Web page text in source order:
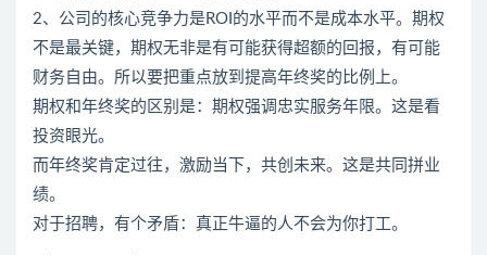
2、公司的核心竞争力是ROI的水平而不是成本水平。期权
不是最关键，期权无非是有可能获得超额的回报，有可能
财务自由。所以要把重点放到提高年终奖的比例上。
期权和年终奖的区别是：期权强调忠实服务年限。这是看
投资眼光。
而年终奖肯定过往，激励当下，共创未来。这是共同拼业
绩。
对于招聘，有个矛盾：真正牛逼的人不会为你打工。